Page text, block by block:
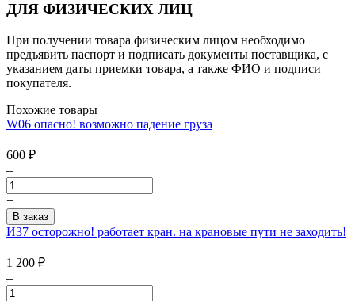
ДЛЯ ФИЗИЧЕСКИХ ЛИЦ
При получении товара физическим лицом необходимо
предъявить паспорт и подписать документы поставщика, с
указанием даты приемки товара, а также ФИО и подписи
покупателя.
Похожие товары
W06 опасно! возможно падение груза
600 ₽
–
+
И37 осторожно! работает кран. на крановые пути не заходить!
1 200 ₽
–